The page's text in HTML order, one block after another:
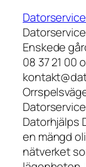
Enskede
08 37 21 00
Datorhjälps
en mängd
nätverket